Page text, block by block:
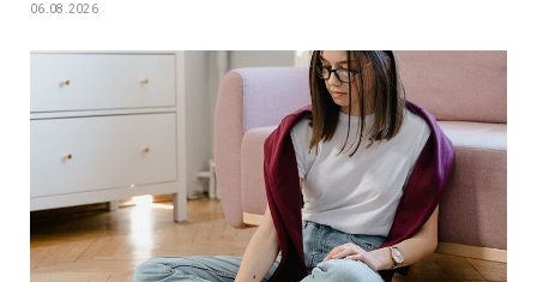
06.08.2026